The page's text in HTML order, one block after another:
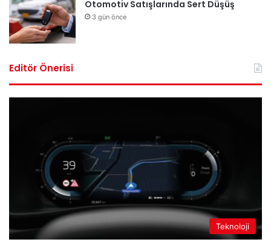
Otomotiv Satışlarında Sert Düşüş
3 gün önce
Editör Önerisi
Teknoloji